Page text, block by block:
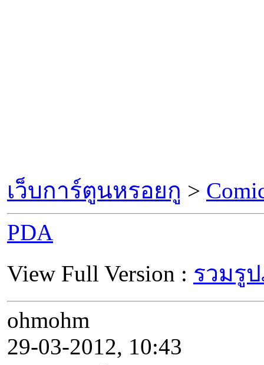
เว็บการ์ตูนหรอยกู >
PDA
View Full Version : รวมรู
ohmohm
29-03-2012, 10:43